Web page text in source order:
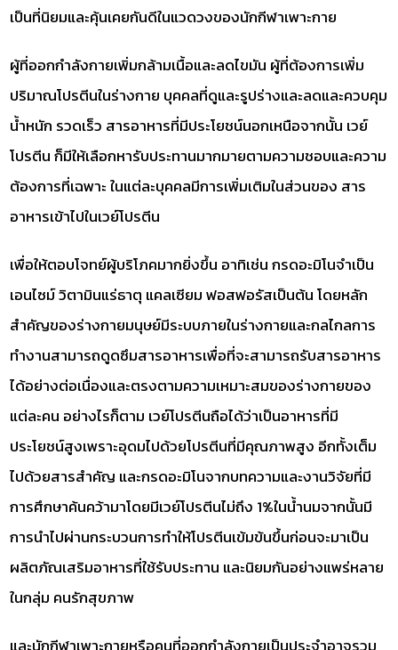
เป็นที่นิยมและคุ้นเคยกันดีในแวดวงของนักกีฬาเพาะกาย
ผู้ที่ออกกำลังกายเพิ่มกล้ามเนื้อและลดไขมัน ผู้ที่ต้องการเพิ่ม
ปริมาณโปรตีนในร่างกาย บุคคลที่ดูและรูปร่างและลดและควบคุม
น้ำหนัก รวดเร็ว สารอาหารที่มีประโยชน์นอกเหนือจากนั้น เวย์
โปรตีน ก็มีให้เลือกหารับประทานมากมายตามความชอบและความ
ต้องการที่เฉพาะ ในแต่ละบุคคลมีการเพิ่มเติมในส่วนของ สาร
อาหารเข้าไปในเวย์โปรตีน
เพื่อให้ตอบโจทย์ผู้บริโภคมากยิ่งขึ้น อาทิเช่น กรดอะมิโนจำเป็น
เอนไซม์ วิตามินแร่ธาตุ แคลเซียม ฟอสฟอรัสเป็นต้น โดยหลัก
สำคัญของร่างกายมนุษย์มีระบบภายในร่างกายและกลไกลการ
ทำงานสามารถดูดซึมสารอาหารเพื่อที่จะสามารถรับสารอาหาร
ได้อย่างต่อเนื่องและตรงตามความเหมาะสมของร่างกายของ
แต่ละคน อย่างไรก็ตาม เวย์โปรตีนถือได้ว่าเป็นอาหารที่มี
ประโยชน์สูงเพราะอุดมไปด้วยโปรตีนที่มีคุณภาพสูง อีกทั้งเต็ม
ไปด้วยสารสำคัญ และกรดอะมิโนจากบทความและงานวิจัยที่มี
การศึกษาค้นคว้ามาโดยมีเวย์โปรตีนไม่ถึง 1%ในน้ำนมจากนั้นมี
การนำไปผ่านกระบวนการทำให้โปรตีนเข้มข้นขึ้นก่อนจะมาเป็น
ผลิตภัณเสริมอาหารที่ใช้รับประทาน และนิยมกันอย่างแพร่หลาย
ในกลุ่ม คนรักสุขภาพ
และนักกีฬาเพาะกายหรือคนที่ออกกำลังกายเป็นประจำอาจรวม